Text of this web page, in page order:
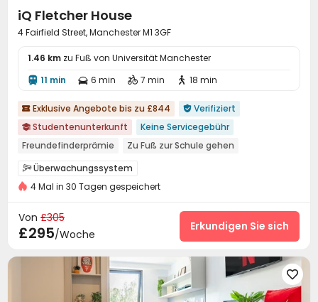
iQ Fletcher House
4 Fairfield Street, Manchester M1 3GF
1.46 km zu Fuß von Universität Manchester
 11 min  6 min  7 min  18 min
 Exklusive Angebote bis zu £844  Verifiziert
 Studentenunterkunft
Keine Servicegebühr
Freundefinderprämie
Zu Fuß zur Schule gehen
Innenraum unabhängige Wasch-Trockner
Kostenloser Aufenthalt für zwei Personen
nahe Chinatown
Badewanne
Überwachungssystem
24-Stunden-Sicherheitsdienst
Aufzug Drahtloses Netzwerk
Lounge für Bewohner Selbststudienraum
Fitnessstudio Spielezimmer Kino Bowling
Billardtisch
4 Mal in 30 Tagen gespeichert
Von £305
£295/Woche
Erkundigen Sie sich
